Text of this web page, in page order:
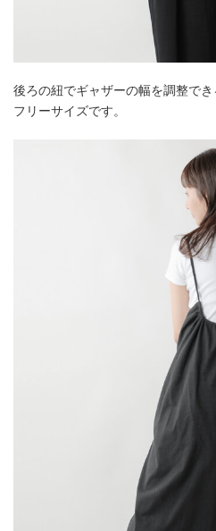
後ろの紐でギャザーの幅を調整で
フリーサイズです。